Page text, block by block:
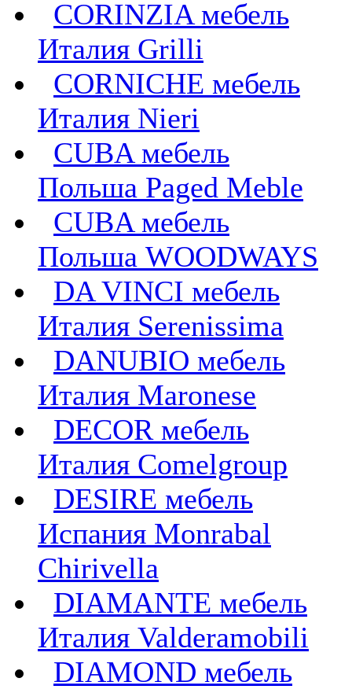
CORINZIA мебель
Италия Grilli
CORNICHE мебель
Италия Nieri
CUBA мебель
Польша Paged Meble
CUBA мебель
Польша WOODWAYS
DA VINCI мебель
Италия Serenissima
DANUBIO мебель
Италия Maronese
DECOR мебель
Италия Comelgroup
DESIRE мебель
Испания Monrabal
Chirivella
DIAMANTE мебель
Италия Valderamobili
DIAMOND мебель